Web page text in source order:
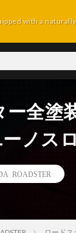
with a
ー全塗
ノス
ROADSTER